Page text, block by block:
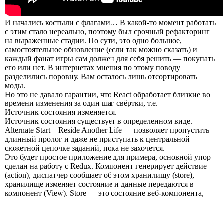
И начались костыли с флагами… В какой-то момент работать
с этим стало нереально, поэтому был срочный рефакторинг
на выраженные стадии. По сути, это одно большое,
самостоятельное обновление (если так можно сказать) и
каждый фанат игры сам должен для себя решить — покупать
его или нет. В интернетах мнения по этому поводу
разделились поровну. Вам осталось лишь отсортировать
моды.
Но это не давало гарантии, что React обработает близкие во
времени изменения за один шаг свёртки, т.е.
Источник состояния изменяется.
Источник состояния существует в определенном виде.
Alternate Start – Reside Another Life — позволяет пропустить
длинный пролог и даже не приступать к центральной
сюжетной цепочке заданий, пока не захочется.
Это будет простое приложение для примера, основной упор
сделан на работу с Redux. Компонент генерирует действие
(action), диспатчер сообщает об этом хранилищу (store),
хранилище изменяет состояние и данные передаются в
компонент (View). Store — это состояние веб-компонента,